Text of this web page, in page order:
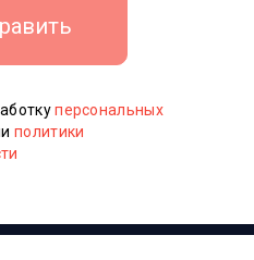
персональных
политики